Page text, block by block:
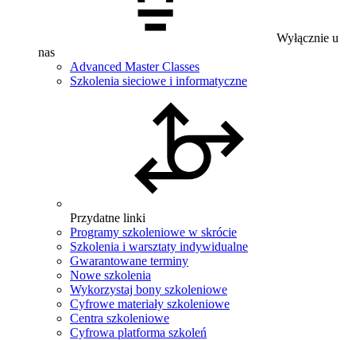
Wyłącznie u
nas
Advanced Master Classes
Szkolenia sieciowe i informatyczne
Przydatne linki
Programy szkoleniowe w skrócie
Szkolenia i warsztaty indywidualne
Gwarantowane terminy
Nowe szkolenia
Wykorzystaj bony szkoleniowe
Cyfrowe materiały szkoleniowe
Centra szkoleniowe
Cyfrowa platforma szkoleń